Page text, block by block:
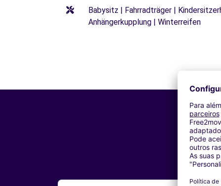
Babysitz | Fahrradträger |
Anhängerkupplung | Winterreifen